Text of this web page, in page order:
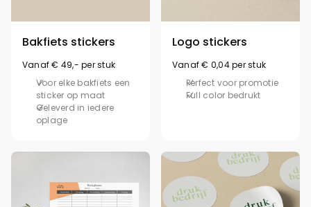
Bakfiets stickers
Vanaf € 49,- per stuk
Voor elke bakfiets een
sticker op maat
Geleverd in iedere
oplage
Logo stickers
Vanaf € 0,04 per stuk
Perfect voor promotie
Full color bedrukt